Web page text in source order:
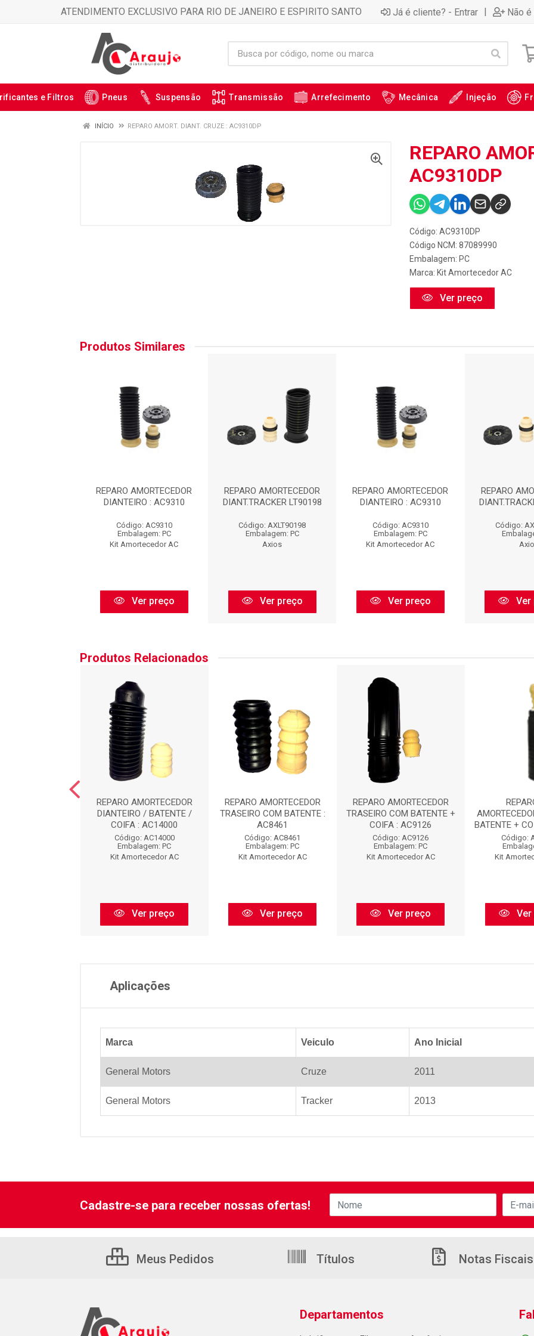
ATENDIMENTO EXCLUSIVO PARA RIO DE JANEIRO E ESPIRITO SANTO Já é cliente? - Entrar | Não
e Filtros Pneus Suspensão Transmissão Arrefecimento Mecânica Injeção
INÍCIO REPARO AMORT. DIANT. CRUZE : AC9310DP
REPARO
AC9310DP
Código: AC9310DP
Código NCM: 87089990
Embalagem: PC
Marca: Kit Amortecedor AC
Ver preço
Produtos Similares
REPARO AMORTECEDOR
DIANTEIRO : AC9310
Código: AC9310
Embalagem: PC
Kit Amortecedor AC
Ver preço
REPARO AMORTECEDOR
DIANT.TRACKER LT90198
Código: AXLT90198
Embalagem: PC
Axios
Ver preço
REPARO AMORTECEDOR
DIANTEIRO : AC9310
Código: AC9310
Embalagem: PC
Kit Amortecedor AC
Ver preço
REPARO
Código:
Ver
Produtos Relacionados
REPARO AMORTECEDOR
DIANTEIRO / BATENTE /
COIFA : AC14000
Código: AC14000
Embalagem: PC
Kit Amortecedor AC
Ver preço
REPARO AMORTECEDOR
TRASEIRO COM BATENTE :
AC8461
Código: AC8461
Embalagem: PC
Kit Amortecedor AC
Ver preço
REPARO AMORTECEDOR
TRASEIRO COM BATENTE +
COIFA : AC9126
Código: AC9126
Embalagem: PC
Kit Amortecedor AC
Ver preço
BATENTE +
Código:
Kit
Ver
Aplicações
Marca Veiculo Ano Inicial
General Motors Cruze 2011
General Motors Tracker 2013
Cadastre-se para receber nossas ofertas!
Meus Pedidos Títulos Notas Fiscais
Departamentos